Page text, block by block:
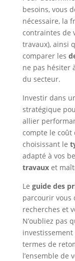
besoins, vous
nécessaire, la
contraintes de
travaux), ainsi
comparer les
ne pas hésiter
du secteur.
Investir dans
stratégique
allier
compte le coût
choisissant le
adapté à vos
travauxet
Le guide des
parcourir vous
recherches et
N’oubliez pas
termes de
l’ensemble de